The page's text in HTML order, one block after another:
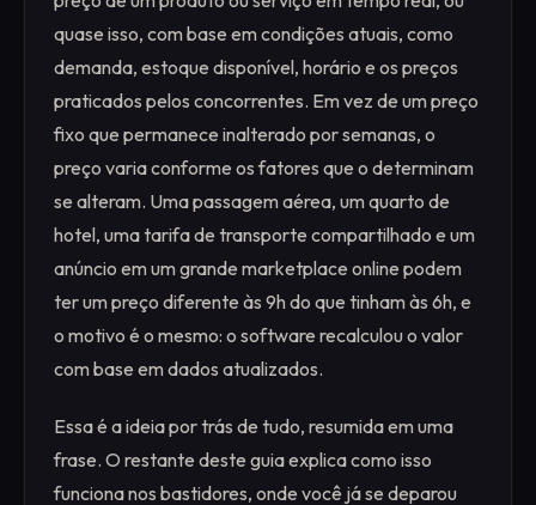
quase isso, com base em condições atuais, como
demanda, estoque disponível, horário e os preços
praticados pelos concorrentes. Em vez de um preço
fixo que permanece inalterado por semanas, o
preço varia conforme os fatores que o determinam
se alteram. Uma passagem aérea, um quarto de
hotel, uma tarifa de transporte compartilhado e um
anúncio em um grande marketplace online podem
ter um preço diferente às 9h do que tinham às 6h, e
o motivo é o mesmo: o software recalculou o valor
com base em dados atualizados.
Essa é a ideia por trás de tudo, resumida em uma
frase. O restante deste guia explica como isso
funciona nos bastidores, onde você já se deparou